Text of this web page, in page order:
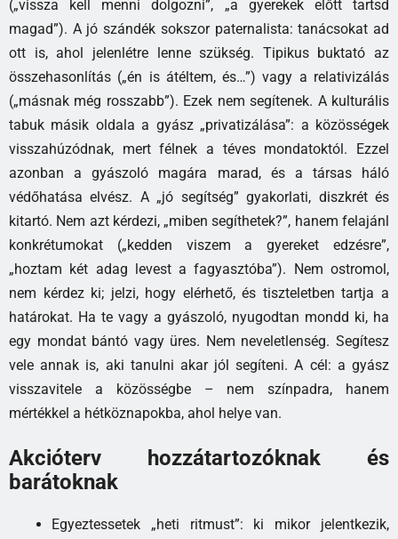
(„vissza kell menni dolgozni”, „a gyerekek előtt tartsd
magad”). A jó szándék sokszor paternalista: tanácsokat ad
ott is, ahol jelenlétre lenne szükség. Tipikus buktató az
összehasonlítás („én is átéltem, és…”) vagy a relativizálás
(„másnak még rosszabb”). Ezek nem segítenek. A kulturális
tabuk másik oldala a gyász „privatizálása”: a közösségek
visszahúzódnak, mert félnek a téves mondatoktól. Ezzel
azonban a gyászoló magára marad, és a társas háló
védőhatása elvész. A „jó segítség” gyakorlati, diszkrét és
kitartó. Nem azt kérdezi, „miben segíthetek?”, hanem felajánl
konkrétumokat („kedden viszem a gyereket edzésre”,
„hoztam két adag levest a fagyasztóba”). Nem ostromol,
nem kérdez ki; jelzi, hogy elérhető, és tiszteletben tartja a
határokat. Ha te vagy a gyászoló, nyugodtan mondd ki, ha
egy mondat bántó vagy üres. Nem neveletlenség. Segítesz
vele annak is, aki tanulni akar jól segíteni. A cél: a gyász
visszavitele a közösségbe – nem színpadra, hanem
mértékkel a hétköznapokba, ahol helye van.
Akcióterv hozzátartozóknak és
barátoknak
Egyeztessetek „heti ritmust”: ki mikor jelentkezik,